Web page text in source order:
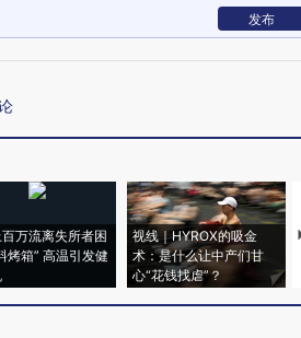
发布
万流离失所者困
烤箱” 高温引发健
视线｜HYROX的吸金
术：是什么让中产们甘
心“花钱找虐”？